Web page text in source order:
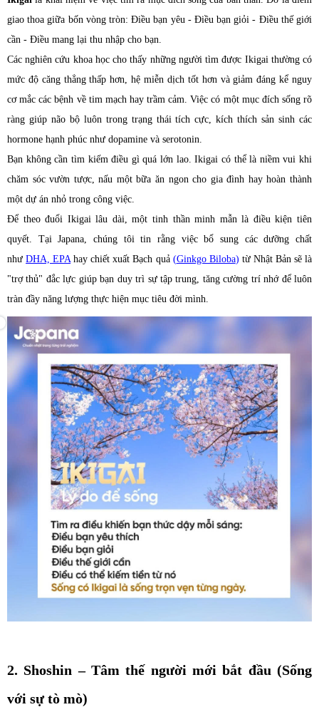
giao thoa giữa bốn vòng tròn: Điều bạn yêu - Điều bạn giỏi - Điều thế giới
cần - Điều mang lại thu nhập cho bạn.
Các nghiên cứu khoa học cho thấy những người tìm được Ikigai thường có
mức độ căng thẳng thấp hơn, hệ miễn dịch tốt hơn và giảm đáng kể nguy
cơ mắc các bệnh về tim mạch hay trầm cảm. Việc có một mục đích sống rõ
ràng giúp não bộ luôn trong trạng thái tích cực, kích thích sản sinh các
hormone hạnh phúc như dopamine và serotonin.
Bạn không cần tìm kiếm điều gì quá lớn lao. Ikigai có thể là niềm vui khi
chăm sóc vườn tược, nấu một bữa ăn ngon cho gia đình hay hoàn thành
một dự án nhỏ trong công việc.
Để theo đuổi Ikigai lâu dài, một tinh thần minh mẫn là điều kiện tiên
quyết. Tại Japana, chúng tôi tin rằng việc bổ sung các dưỡng chất
nhưDHA, EPA hay chiết xuất Bạch quả (Ginkgo Biloba) từ Nhật Bản sẽ là
"trợ thủ" đắc lực giúp bạn duy trì sự tập trung, tăng cường trí nhớ để luôn
tràn đầy năng lượng thực hiện mục tiêu đời mình.
2. Shoshin – Tâm thế người mới bắt đầu (Sống
với sự tò mò)